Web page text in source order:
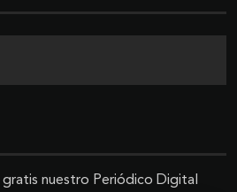
nuestro Periódico Digital